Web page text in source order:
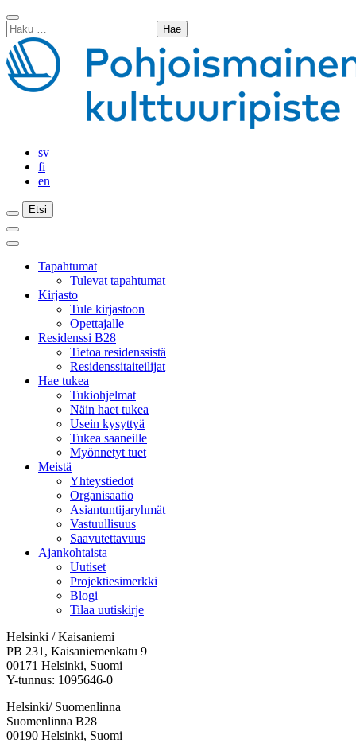
Siirry
sisältöön
Sulje
haku
Haku:
sv
fi
en
Etsi
Etsi
Etsi
Päävalikko
Sulje
päävalikkoTapahtumat
Tulevat tapahtumat
Kirjasto
Tule kirjastoon
Opettajalle
Residenssi B28
Tietoa residenssistä
Residenssitaiteilijat
Hae tukea
Tukiohjelmat
Näin haet tukea
Usein kysyttyä
Tukea saaneille
Myönnetyt tuet
Meistä
Yhteystiedot
Organisaatio
Asiantuntijaryhmät
Vastuullisuus
Saavutettavuus
Ajankohtaista
Uutiset
Projektiesimerkki
Blogi
Tilaa uutiskirje
Helsinki / Kaisaniemi
PB 231, Kaisaniemenkatu 9
00171 Helsinki, Suomi
Y-tunnus: 1095646-0
Helsinki/ Suomenlinna
Suomenlinna B28
00190 Helsinki, Suomi